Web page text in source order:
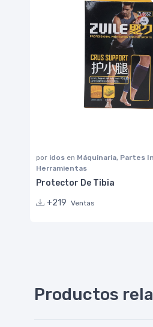
por idos en Máquinaria, Partes
Herramientas
Protector De Tibia
+219 Ventas
Productos